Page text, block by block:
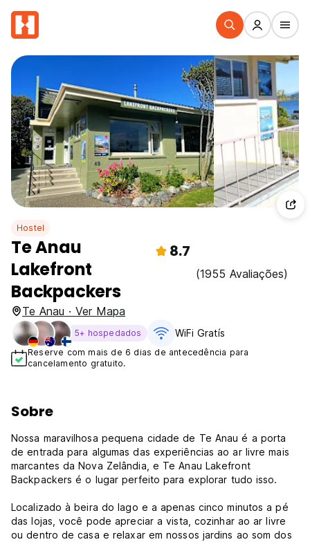
Hostel
Te Anau
Lakefront
Backpackers
8.7
(1955 Avaliações)
Te Anau · Ver Mapa
5+ hospedados WiFi Gratís
Reserve com mais de 6 dias de antecedência para
cancelamento gratuito.
Sobre
Nossa maravilhosa pequena cidade de Te Anau é a porta
de entrada para algumas das experiências ao ar livre mais
marcantes da Nova Zelândia, e Te Anau Lakefront
Backpackers é o lugar perfeito para explorar tudo isso.
Localizado à beira do lago e a apenas cinco minutos a pé
das lojas, você pode apreciar a vista, cozinhar ao ar livre
ou dentro de casa e relaxar em nossos jardins ao som dos